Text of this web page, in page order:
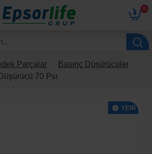
0
Parçalar
Basınç Düşürücüler
70 Psı
YENI